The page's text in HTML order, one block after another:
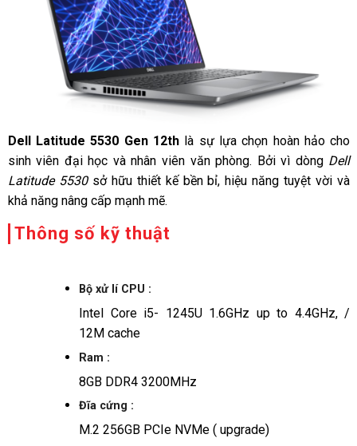
Dell Latitude 5530 Gen 12th là sự lựa chọn hoàn hảo cho
sinh viên đại học và nhân viên văn phòng. Bởi vì dòng Dell
Latitude 5530sở hữu thiết kế bền bỉ, hiệu năng tuyệt vời và
khả năng nâng cấp mạnh mẽ.
Thông số kỹ thuật
Bộ xử lí CPU :
Intel Core i5- 1245U 1.6GHz up to 4.4GHz, /
12M cache
Ram :
8GB DDR4 3200MHz
Đĩa cứng :
M.2 256GB PCIe NVMe ( upgrade)